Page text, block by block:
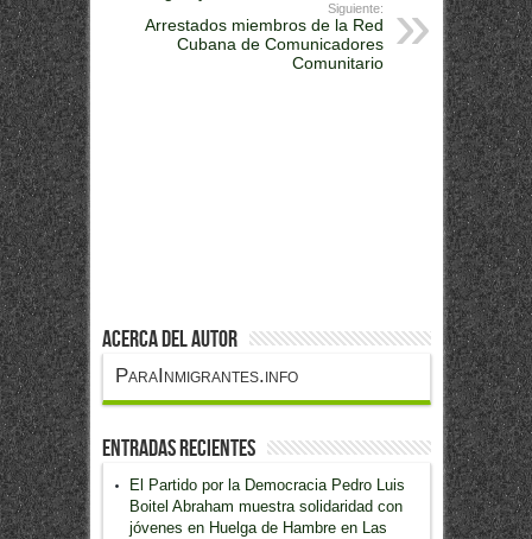
Siguiente:
Arrestados miembros de la Red
Cubana de Comunicadores
Comunitario
Acerca del Autor
ParaInmigrantes.info
Entradas recientes
El Partido por la Democracia Pedro Luis
Boitel Abraham muestra solidaridad con
jóvenes en Huelga de Hambre en Las